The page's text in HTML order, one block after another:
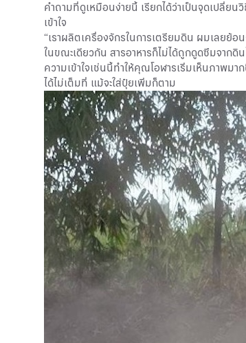
คำถามที่ดูเหมือนง่ายนี้ เรียกได้ว่าเป็นจุดเปลี่ย
เข้าใจ
“เราผลิตเครื่องจักรในการเตรียมดิน ผมเลยย้อ
ในขณะเดียวกัน สารอาหารก็ไม่ได้ถูกดูดซึมจาก
ความเข้าใจเช่นนี้ทำให้คุณโอฬารเริ่มเห็นภาพม
ได้ไม่เต็มที่ แม้จะใส่ปุ๋ยเพิ่มก็ตาม